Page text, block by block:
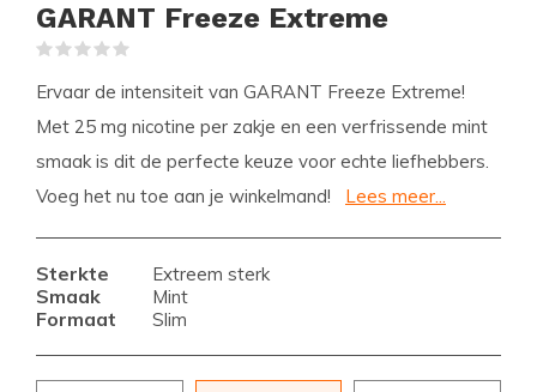
GARANT Freeze Extreme
Ervaar de intensiteit van GARANT Freeze Extreme!
Met 25 mg nicotine per zakje en een verfrissende mint
smaak is dit de perfecte keuze voor echte liefhebbers.
Voeg het nu toe aan je winkelmand!
Lees meer...
Sterkte Extreem sterk
Smaak Mint
Formaat Slim